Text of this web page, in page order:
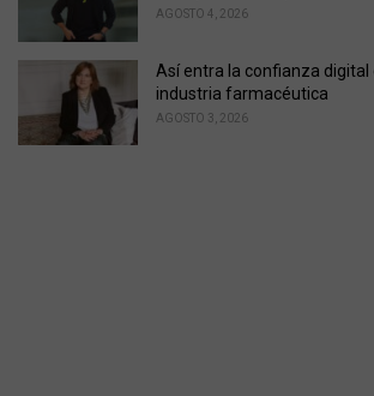
AGOSTO 4, 2026
Así entra la confianza digital
industria farmacéutica
AGOSTO 3, 2026